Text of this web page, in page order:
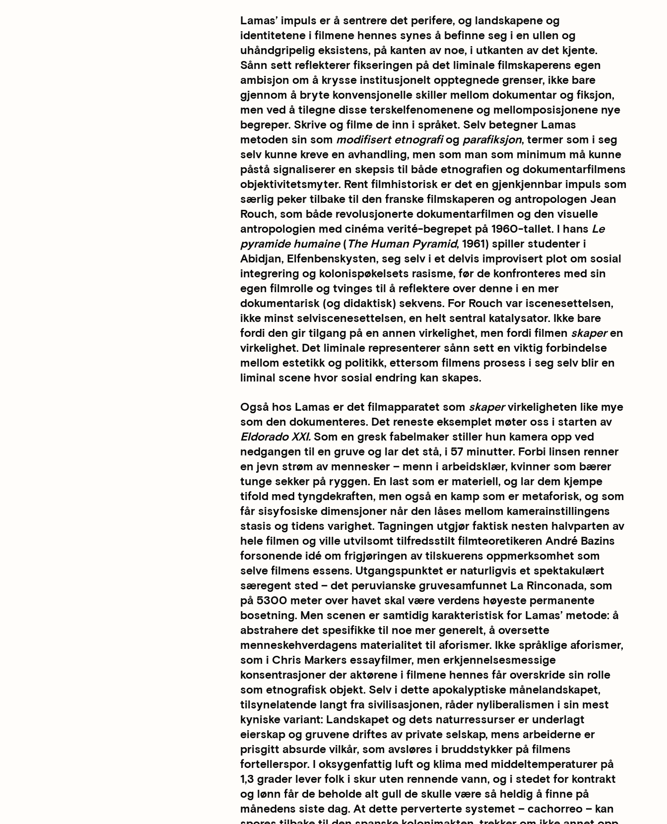
Lamas’ impuls er å sentrere det perifere, og landskapene og
identitetene i filmene hennes synes å befinne seg i en ullen og
uhåndgripelig eksistens, på kanten av noe, i utkanten av det kjente.
Sånn sett reflekterer fikseringen på det liminale filmskaperens egen
ambisjon om å krysse institusjonelt opptegnede grenser, ikke bare
gjennom å bryte konvensjonelle skiller mellom dokumentar og fiksjon,
men ved å tilegne disse terskelfenomenene og mellomposisjonene nye
begreper. Skrive og filme de inn i språket. Selv betegner Lamas
metoden sin som modifisert etnografiog parafiksjon, termer som i seg
selv kunne kreve en avhandling, men som man som minimum må kunne
påstå signaliserer en skepsis til både etnografien og dokumentarfilmens
objektivitetsmyter. Rent filmhistorisk er det en gjenkjennbar impuls som
særlig peker tilbake til den franske filmskaperen og antropologen Jean
Rouch, som både revolusjonerte dokumentarfilmen og den visuelle
antropologien med cinéma verité-begrepet på 1960-tallet. I hans Le
pyramide humaine(The Human Pyramid, 1961) spiller studenter i
Abidjan, Elfenbenskysten, seg selv i et delvis improvisert plot om sosial
integrering og kolonispøkelsets rasisme, før de konfronteres med sin
egen filmrolle og tvinges til å reflektere over denne i en mer
dokumentarisk (og didaktisk) sekvens. For Rouch var iscenesettelsen,
ikke minst selviscenesettelsen, en helt sentral katalysator. Ikke bare
fordi den gir tilgang på en annen virkelighet, men fordi filmen skaperen
virkelighet. Det liminale representerer sånn sett en viktig forbindelse
mellom estetikk og politikk, ettersom filmens prosess i seg selv blir en
liminal scene hvor sosial endring kan skapes.
Også hos Lamas er det filmapparatet som skapervirkeligheten like mye
som den dokumenteres. Det reneste eksemplet møter oss i starten av
Eldorado XXI. Som en gresk fabelmaker stiller hun kamera opp ved
nedgangen til en gruve og lar det stå, i 57 minutter. Forbi linsen renner
en jevn strøm av mennesker – menn i arbeidsklær, kvinner som bærer
tunge sekker på ryggen. En last som er materiell, og lar dem kjempe
tifold med tyngdekraften, men også en kamp som er metaforisk, og som
får sisyfosiske dimensjoner når den låses mellom kamerainstillingens
stasis og tidens varighet. Tagningen utgjør faktisk nesten halvparten av
hele filmen og ville utvilsomt tilfredsstilt filmteoretikeren André Bazins
forsonende idé om frigjøringen av tilskuerens oppmerksomhet som
selve filmens essens. Utgangspunktet er naturligvis et spektakulært
særegent sted – det peruvianske gruvesamfunnet La Rinconada, som
på 5300 meter over havet skal være verdens høyeste permanente
bosetning. Men scenen er samtidig karakteristisk for Lamas’ metode: å
abstrahere det spesifikke til noe mer generelt, å oversette
menneskehverdagens materialitet til aforismer. Ikke språklige aforismer,
som i Chris Markers essayfilmer, men erkjennelsesmessige
konsentrasjoner der aktørene i filmene hennes får overskride sin rolle
som etnografisk objekt. Selv i dette apokalyptiske månelandskapet,
tilsynelatende langt fra sivilisasjonen, råder nyliberalismen i sin mest
kyniske variant: Landskapet og dets naturressurser er underlagt
eierskap og gruvene driftes av private selskap, mens arbeiderne er
prisgitt absurde vilkår, som avsløres i bruddstykker på filmens
fortellerspor. I oksygenfattig luft og klima med middeltemperaturer på
1,3 grader lever folk i skur uten rennende vann, og i stedet for kontrakt
og lønn får de beholde alt gull de skulle være så heldig å finne på
månedens siste dag. At dette perverterte systemet – cachorreo – kan